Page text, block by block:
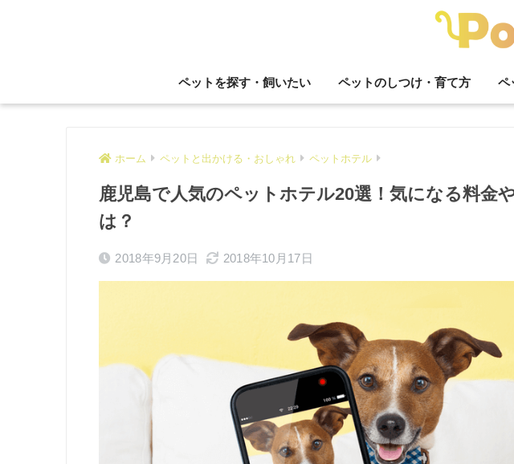
ペットを探す・飼いたい ペットのしつけ・育て方 ペ
ホーム ペットと出かける・おしゃれ ペットホテル
鹿児島で人気のペットホテル20選！気になる料金
は？
2018年9月20日 2018年10月17日